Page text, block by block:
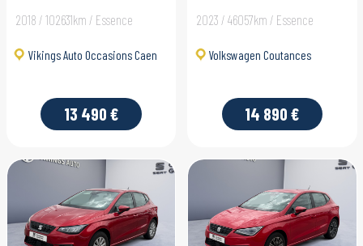
2018 / 102631km / Essence
Vikings Auto Occasions Caen
13 490 €
2023 / 46057km / Essence
Volkswagen Coutances
14 890 €